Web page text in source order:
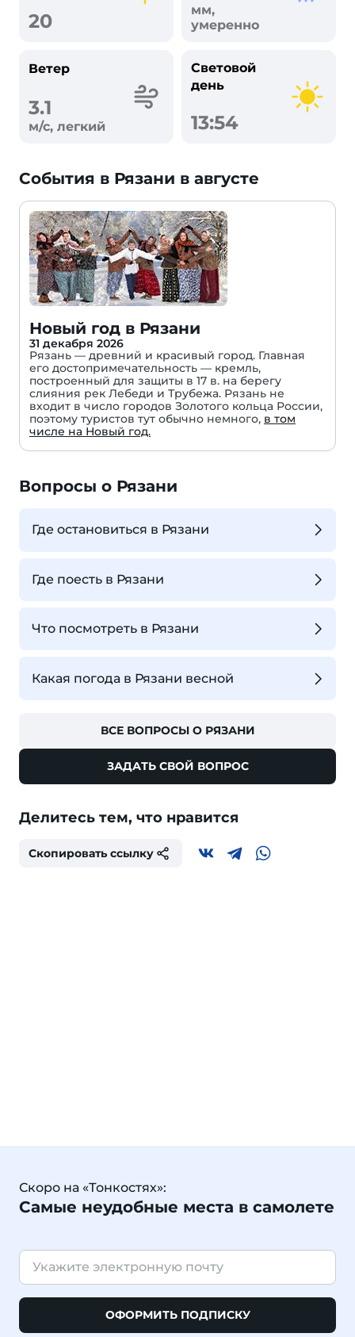
20
мм,
умеренно
Ветер
3.1
м/с, легкий
Световой
день
13:54
События в Рязани в августе
Новый год в Рязани
31 декабря 2026
Рязань — древний и красивый город. Главная
его достопримечательность — кремль,
построенный для защиты в 17 в. на берегу
слияния рек Лебеди и Трубежа. Рязань не
входит в число городов Золотого кольца России,
поэтому туристов тут обычно немного, в том
числе на Новый год.
Вопросы о Рязани
Где остановиться в Рязани
Где поесть в Рязани
Что посмотреть в Рязани
Какая погода в Рязани весной
ВСЕ ВОПРОСЫ О РЯЗАНИ
ЗАДАТЬ СВОЙ ВОПРОС
Делитесь тем, что нравится
Скопировать ссылку
Скоро на «Тонкостях»:
Самые неудобные места в самолете
ОФОРМИТЬ ПОДПИСКУ